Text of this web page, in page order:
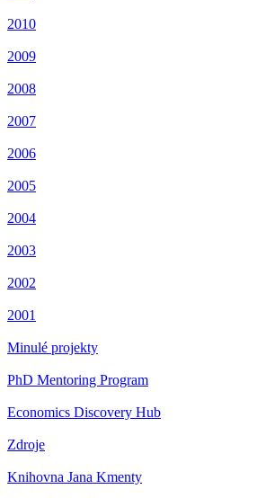
2010
2009
2008
2007
2006
2005
2004
2003
2002
2001
Minulé projekty
PhD Mentoring Program
Economics Discovery Hub
Zdroje
Knihovna Jana Kmenty